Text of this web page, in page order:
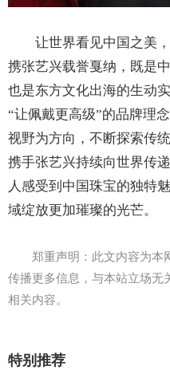
让世界看见中国之美
携张艺兴载誉戛纳，既是
也是东方文化出海的生动
“让佩戴更高级”的品牌理
视野为方向，不断探索传
携手张艺兴持续向世界传
人感受到中国珠宝的独特
域绽放更加璀璨的光芒。
郑重声明：此文内容为本
传播更多信息，与本站立场无
相关内容。
特别推荐